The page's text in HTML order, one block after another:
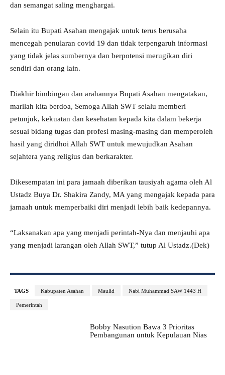
dan semangat saling menghargai.
Selain itu Bupati Asahan mengajak untuk terus berusaha
mencegah penularan covid 19 dan tidak terpengaruh informasi
yang tidak jelas sumbernya dan berpotensi merugikan diri
sendiri dan orang lain.
Diakhir bimbingan dan arahannya Bupati Asahan mengatakan,
marilah kita berdoa, Semoga Allah SWT selalu memberi
petunjuk, kekuatan dan kesehatan kepada kita dalam bekerja
sesuai bidang tugas dan profesi masing-masing dan memperoleh
hasil yang diridhoi Allah SWT untuk mewujudkan Asahan
sejahtera yang religius dan berkarakter.
Dikesempatan ini para jamaah diberikan tausiyah agama oleh Al
Ustadz Buya Dr. Shakira Zandy, MA yang mengajak kepada para
jamaah untuk memperbaiki diri menjadi lebih baik kedepannya.
“Laksanakan apa yang menjadi perintah-Nya dan menjauhi apa
yang menjadi larangan oleh Allah SWT,” tutup Al Ustadz.(Dek)
TAGS Kabupaten Asahan Maulid Nabi Muhammad SAW 1443 H
Pemerintah
Bobby Nasution Bawa 3 Prioritas
Pembangunan untuk Kepulauan Nias